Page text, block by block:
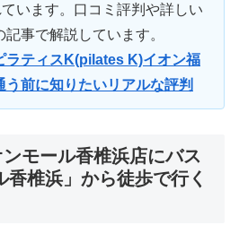
います。口コミ評判や詳しい
事で解説しています。
ラティスK(pilates K)イオン福
う前に知りたいリアルな評判
モール香椎浜店にバス
香椎浜」から徒歩で行く